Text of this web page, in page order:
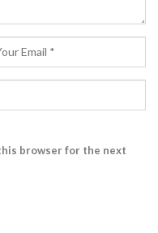
browser for the next